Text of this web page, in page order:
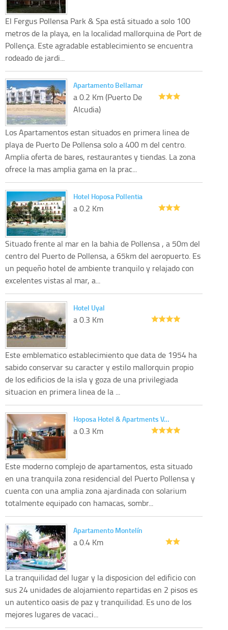
El Fergus Pollensa Park & Spa está situado a solo 100
metros de la playa, en la localidad mallorquina de Port de
Pollença. Este agradable establecimiento se encuentra
rodeado de jardi...
Apartamento Bellamar
a 0.2 Km (Puerto De
Alcudia)
Los Apartamentos estan situados en primera linea de
playa de Puerto De Pollensa solo a 400 m del centro.
Amplia oferta de bares, restaurantes y tiendas. La zona
ofrece la mas amplia gama en la prac...
Hotel Hoposa Pollentia
a 0.2 Km
Situado frente al mar en la bahia de Pollensa , a 50m del
centro del Puerto de Pollensa, a 65km del aeropuerto. Es
un pequeño hotel de ambiente tranquilo y relajado con
excelentes vistas al mar, a...
Hotel Uyal
a 0.3 Km
Este emblematico establecimiento que data de 1954 ha
sabido conservar su caracter y estilo mallorquin propio
de los edificios de la isla y goza de una privilegiada
situacion en primera linea de la ...
Hoposa Hotel & Apartments V…
a 0.3 Km
Este moderno complejo de apartamentos, esta situado
en una tranquila zona residencial del Puerto Pollensa y
cuenta con una amplia zona ajardinada con solarium
totalmente equipado con hamacas, sombr...
Apartamento Montelín
a 0.4 Km
La tranquilidad del lugar y la disposicion del edificio con
sus 24 unidades de alojamiento repartidas en 2 pisos es
un autentico oasis de paz y tranquilidad. Es uno de los
mejores lugares de vacaci...